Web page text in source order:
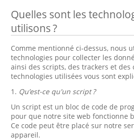
Quelles sont les
utilisons ?
Comme mentionné ci-dessus, nous
technologies pour collecter les
ainsi des scripts, des trackers et des
technologies utilisées vous sont
1. Qu’est-ce qu'un script ?
Un script est un bloc de code de
pour que notre site web fonctionne
Ce code peut être placé sur notre
appareil.